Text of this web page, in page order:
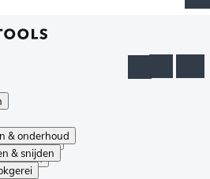
& onderhoud
& snijden
onderhoud
snijden